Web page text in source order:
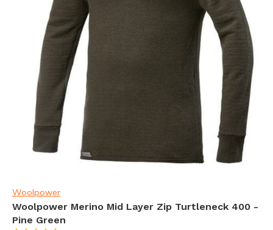
Woolpower
Woolpower Merino Mid Layer Zip Turtleneck 400 -
Pine Green